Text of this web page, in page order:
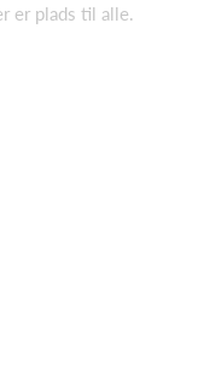
er plads til alle.